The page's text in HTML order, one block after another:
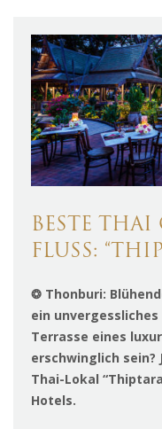
BESTE THAI
FLUSS:
❂ Thonburi:
ein
Terrasse eines
erschwinglich sein?
Thai-Lokal
Hotels.